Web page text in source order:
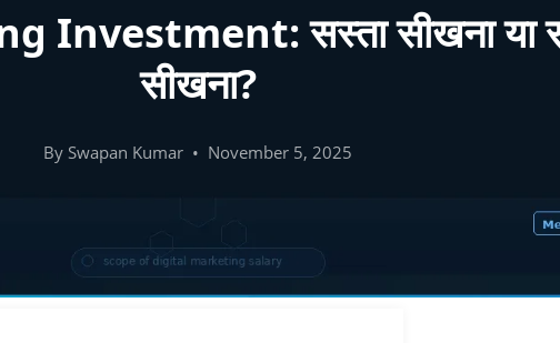
Investment: सस्ता सीखना या
सीखना?
By Swapan Kumar • November 5, 2025